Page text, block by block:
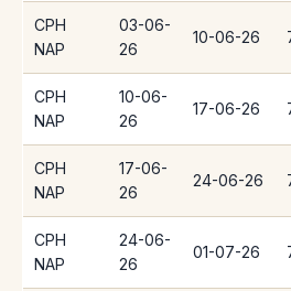
CPH
NAP
03-06-
26
10-06-26
CPH
NAP
10-06-
26
17-06-26
CPH
NAP
17-06-
26
24-06-26
CPH
NAP
24-06-
26
01-07-26